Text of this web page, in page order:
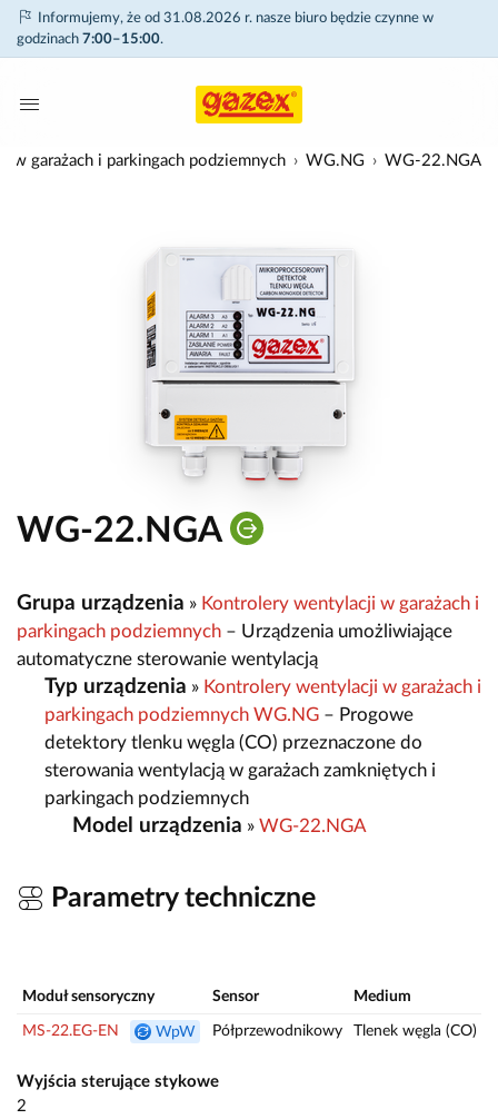
Informujemy, że od 31.08.2026 r. nasze biuro będzie czynne w
godzinach 7:00–15:00.
w garażach i parkingach podziemnych WG.NG WG-22.NGA
WG-22.NGA
Grupa urządzenia » Kontrolery wentylacji w garażach i
parkingach podziemnych – Urządzenia umożliwiające
automatyczne sterowanie wentylacją
Typ urządzenia » Kontrolery wentylacji w garażach i
parkingach podziemnych WG.NG – Progowe
detektory tlenku węgla (CO) przeznaczone do
sterowania wentylacją w garażach zamkniętych i
parkingach podziemnych
Model urządzenia » WG-22.NGA
Parametry techniczne
Moduł sensoryczny Sensor Medium
MS-22.EG-EN WpW Półprzewodnikowy Tlenek węgla (CO)
Wyjścia sterujące stykowe
2